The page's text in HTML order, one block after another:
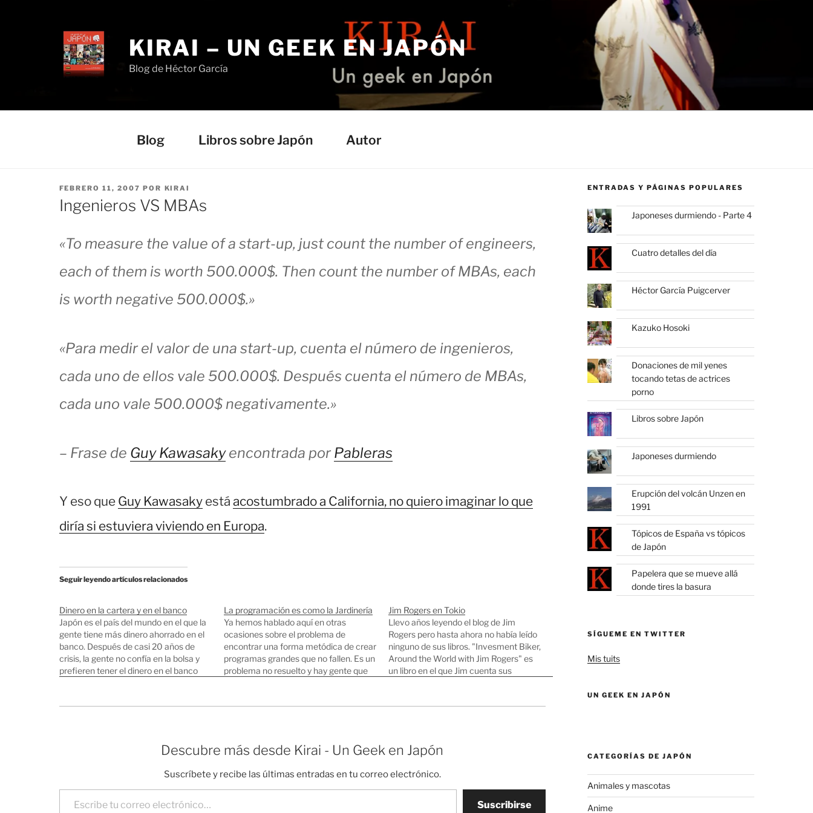
KIRAI – UN GEEK EN JAPÓN
Blog de Héctor García
Blog Libros sobre Japón Autor
PUBLICADO
EL
FEBRERO 11, 2007 POR KIRAI
Ingenieros VS MBAs
«To measure the value of a start-up, just count the number of engineers,
each of them is worth 500.000$. Then count the number of MBAs, each
is worth negative 500.000$.»
«Para medir el valor de una start-up, cuenta el número de ingenieros,
cada uno de ellos vale 500.000$. Después cuenta el número de MBAs,
cada uno vale 500.000$ negativamente.»
– Frase de Guy Kawasakyencontrada por Pableras
Y eso que Guy Kawasakyestá acostumbrado a California, no quiero imaginar lo que
diría si estuviera viviendo en Europa.
Seguir leyendo artículos relacionados
Dinero en la cartera y en el banco
Japón es el país del mundo en el que la
gente tiene más dinero ahorrado en el
banco. Después de casi 20 años de
crisis, la gente no confía en la bolsa y
prefieren tener el dinero en el banco
La programación es como la Jardinería
Ya hemos hablado aquí en otras
ocasiones sobre el problema de
encontrar una forma metódica de crear
programas grandes que no fallen. Es un
problema no resuelto y hay gente que
de programar que tenemos, pero hay
Jim Rogers en Tokio
Llevo años leyendo el blog de Jim
Rogers pero hasta ahora no había leído
ninguno de sus libros. "Invesment Biker,
Around the World with Jim Rogers" es
un libro en el que Jim cuenta sus
Descubre más desde Kirai - Un Geek en Japón
Suscríbete y recibe las últimas entradas en tu correo electrónico.
Escribe tu correo electrónico…
Suscribirse
ENTRADAS Y PÁGINAS POPULARES
Japoneses durmiendo - Parte 4
Cuatro detalles del día
Héctor García Puigcerver
Kazuko Hosoki
Donaciones de mil yenes
tocando tetas de actrices
porno
Libros sobre Japón
Japoneses durmiendo
Erupción del volcán Unzen en
1991
Tópicos de España vs tópicos
de Japón
Papelera que se mueve allá
donde tires la basura
SÍGUEME EN TWITTER
Mis tuits
UN GEEK EN JAPÓN
CATEGORÍAS DE JAPÓN
Animales y mascotas
Anime